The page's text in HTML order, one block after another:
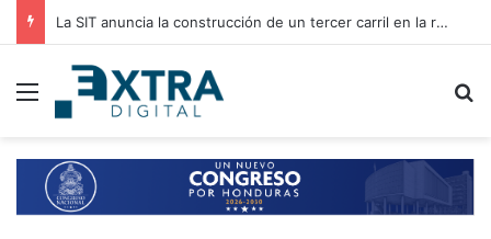
La SIT anuncia la construcción de un tercer carril en la ruta Tegucigalpa-Santa Lucía
Menu